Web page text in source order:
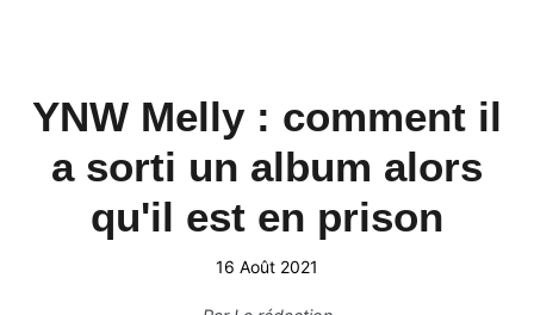
YNW Melly : comment il
a sorti un album alors
qu'il est en prison
16 Août 2021